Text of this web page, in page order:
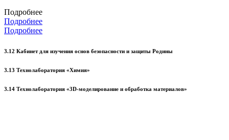
Подробнее
Подробнее
Подробнее
3.12 Кабинет для изучения основ безопасности и защиты Родины
3.13 Технолаборатория «Химия»
3.14 Технолаборатория «3D-моделирование и обработка материалов»